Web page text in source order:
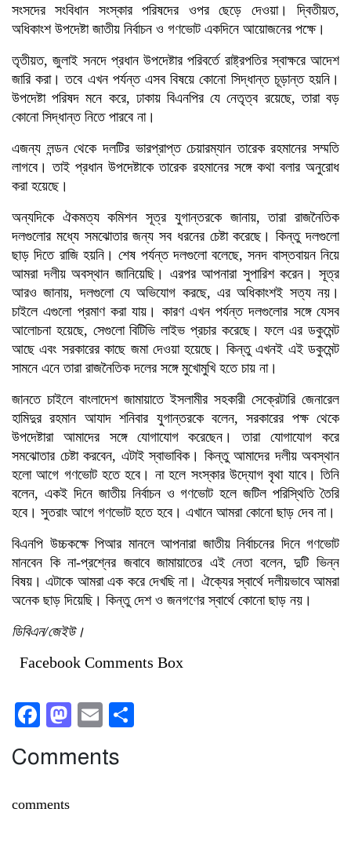
সংসদের সংবিধান সংস্কার পরিষদের ওপর ছেড়ে দেওয়া। দ্বিতীয়ত,
অধিকাংশ উপদেষ্টা জাতীয় নির্বাচন ও গণভোট একদিনে আয়োজনের পক্ষে।
তৃতীয়ত, জুলাই সনদে প্রধান উপদেষ্টার পরিবর্তে রাষ্ট্রপতির স্বাক্ষরে আদেশ
জারি করা। তবে এখন পর্যন্ত এসব বিষয়ে কোনো সিদ্ধান্ত চূড়ান্ত হয়নি।
উপদেষ্টা পরিষদ মনে করে, ঢাকায় বিএনপির যে নেতৃত্ব রয়েছে, তারা বড়
কোনো সিদ্ধান্ত নিতে পারবে না।
এজন্য লন্ডন থেকে দলটির ভারপ্রাপ্ত চেয়ারম্যান তারেক রহমানের সম্মতি
লাগবে। তাই প্রধান উপদেষ্টাকে তারেক রহমানের সঙ্গে কথা বলার অনুরোধ
করা হয়েছে।
অন্যদিকে ঐকমত্য কমিশন সূত্র যুগান্তরকে জানায়, তারা রাজনৈতিক
দলগুলোর মধ্যে সমঝোতার জন্য সব ধরনের চেষ্টা করেছে। কিন্তু দলগুলো
ছাড় দিতে রাজি হয়নি। শেষ পর্যন্ত দলগুলো বলেছে, সনদ বাস্তবায়ন নিয়ে
আমরা দলীয় অবস্থান জানিয়েছি। এরপর আপনারা সুপারিশ করেন। সূত্র
আরও জানায়, দলগুলো যে অভিযোগ করছে, এর অধিকাংশই সত্য নয়।
চাইলে এগুলো প্রমাণ করা যায়। কারণ এখন পর্যন্ত দলগুলোর সঙ্গে যেসব
আলোচনা হয়েছে, সেগুলো বিটিভি লাইভ প্রচার করেছে। ফলে এর ডকুমেন্ট
আছে এবং সরকারের কাছে জমা দেওয়া হয়েছে। কিন্তু এখনই এই ডকুমেন্ট
সামনে এনে তারা রাজনৈতিক দলের সঙ্গে মুখোমুখি হতে চায় না।
জানতে চাইলে বাংলাদেশ জামায়াতে ইসলামীর সহকারী সেক্রেটারি জেনারেল
হামিদুর রহমান আযাদ শনিবার যুগান্তরকে বলেন, সরকারের পক্ষ থেকে
উপদেষ্টারা আমাদের সঙ্গে যোগাযোগ করেছেন। তারা যোগাযোগ করে
সমঝোতার চেষ্টা করবেন, এটাই স্বাভাবিক। কিন্তু আমাদের দলীয় অবস্থান
হলো আগে গণভোট হতে হবে। না হলে সংস্কার উদ্যোগ বৃথা যাবে। তিনি
বলেন, একই দিনে জাতীয় নির্বাচন ও গণভোট হলে জটিল পরিস্থিতি তৈরি
হবে। সুতরাং আগে গণভোট হতে হবে। এখানে আমরা কোনো ছাড় দেব না।
বিএনপি উচ্চকক্ষে পিআর মানলে আপনারা জাতীয় নির্বাচনের দিনে গণভোট
মানবেন কি না-প্রশ্নের জবাবে জামায়াতের এই নেতা বলেন, দুটি ভিন্ন
বিষয়। এটাকে আমরা এক করে দেখছি না। ঐক্যের স্বার্থে দলীয়ভাবে আমরা
অনেক ছাড় দিয়েছি। কিন্তু দেশ ও জনগণের স্বার্থে কোনো ছাড় নয়।
ডিবিএন/জেইউ।
Facebook Comments Box
Facebook
Mastodon
Email
Comments
comments